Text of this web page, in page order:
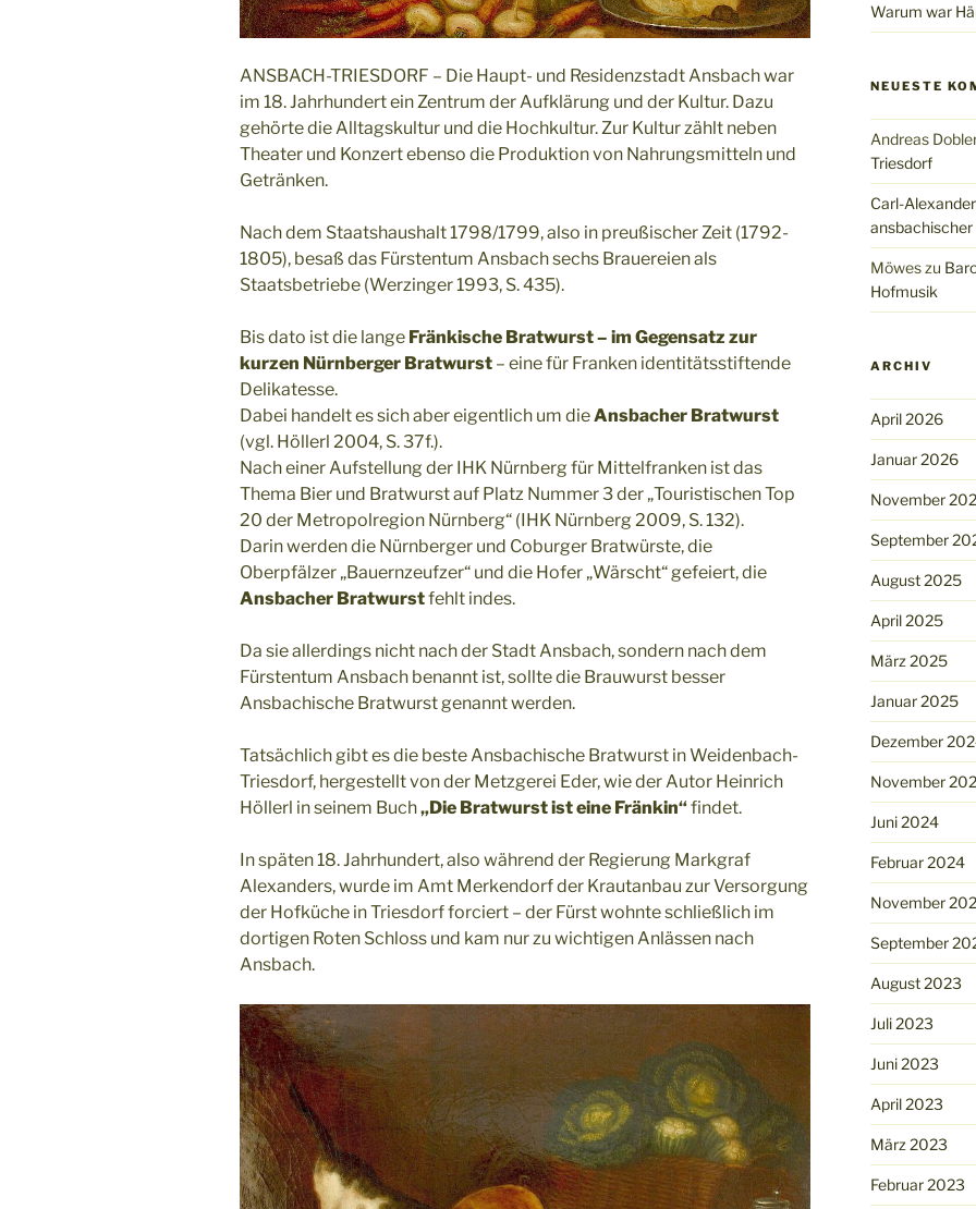
ANSBACH-TRIESDORF – Die Haupt- und Residenzstadt Ansbach war
im 18. Jahrhundert ein Zentrum der Aufklärung und der Kultur. Dazu
gehörte die Alltagskultur und die Hochkultur. Zur Kultur zählt neben
Theater und Konzert ebenso die Produktion von Nahrungsmitteln und
Getränken.
Nach dem Staatshaushalt 1798/1799, also in preußischer Zeit (1792-
1805), besaß das Fürstentum Ansbach sechs Brauereien als
Staatsbetriebe (Werzinger 1993, S. 435).
Bis dato ist die lange Fränkische Bratwurst – im Gegensatz zur
kurzen Nürnberger Bratwurst – eine für Franken identitätsstiftende
Delikatesse.
Dabei handelt es sich aber eigentlich um dieAnsbacher Bratwurst
(vgl. Höllerl 2004, S. 37f.).
Nach einer Aufstellung der IHK Nürnberg für Mittelfranken ist das
Thema Bier und Bratwurst auf Platz Nummer 3 der „Touristischen Top
20 der Metropolregion Nürnberg“ (IHK Nürnberg 2009, S. 132).
Darin werden die Nürnberger und Coburger Bratwürste, die
Oberpfälzer „Bauernzeufzer“ und die Hofer „Wärscht“ gefeiert, die
Ansbacher Bratwurstfehlt indes.
Da sie allerdings nicht nach der Stadt Ansbach, sondern nach dem
Fürstentum Ansbach benannt ist, sollte die Brauwurst besser
Ansbachische Bratwurst genannt werden.
Tatsächlich gibt es die beste Ansbachische Bratwurst in Weidenbach-
Triesdorf, hergestellt von der Metzgerei Eder, wie der Autor Heinrich
Höllerl in seinem Buch„Die Bratwurst ist eine Fränkin“findet.
In späten 18. Jahrhundert, also während der Regierung Markgraf
Alexanders, wurde im Amt Merkendorf der Krautanbau zur Versorgung
der Hofküche in Triesdorf forciert – der Fürst wohnte schließlich im
dortigen Roten Schloss und kam nur zu wichtigen Anlässen nach
Ansbach.
Warum war
NEUESTE
Andreas
Triesdorf
Carl-
Möweszu
Hofmusik
ARCHIV
April 2026
Januar 2026
November
September
August 2025
April 2025
März 2025
Januar 2025
Dezember
November
Juni 2024
Februar 2024
November
September
August 2023
Juli 2023
Juni 2023
April 2023
März 2023
Februar 2023